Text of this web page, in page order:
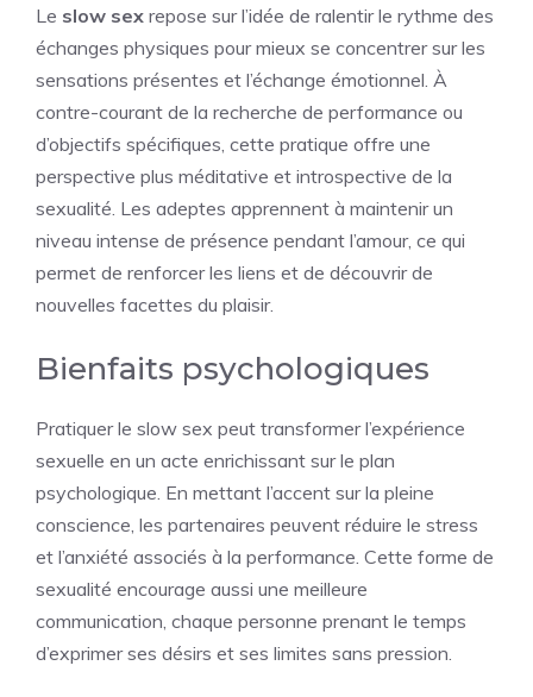
Le slow sex repose sur l’idée de ralentir le rythme des
échanges physiques pour mieux se concentrer sur les
sensations présentes et l’échange émotionnel. À
contre-courant de la recherche de performance ou
d’objectifs spécifiques, cette pratique offre une
perspective plus méditative et introspective de la
sexualité. Les adeptes apprennent à maintenir un
niveau intense de présence pendant l’amour, ce qui
permet de renforcer les liens et de découvrir de
nouvelles facettes du plaisir.
Bienfaits psychologiques
Pratiquer le slow sex peut transformer l’expérience
sexuelle en un acte enrichissant sur le plan
psychologique. En mettant l’accent sur la pleine
conscience, les partenaires peuvent réduire le stress
et l’anxiété associés à la performance. Cette forme de
sexualité encourage aussi une meilleure
communication, chaque personne prenant le temps
d’exprimer ses désirs et ses limites sans pression.